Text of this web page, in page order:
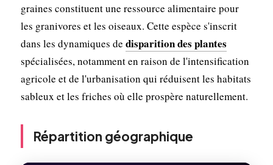
graines constituent une ressource alimentaire pour
les granivores et les oiseaux. Cette espèce s'inscrit
dans les dynamiques de disparition des plantes
spécialisées, notamment en raison de l'intensification
agricole et de l'urbanisation qui réduisent les habitats
sableux et les friches où elle prospère naturellement.
Répartition géographique